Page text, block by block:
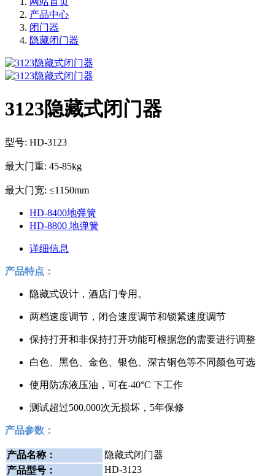
产品中心
闭门器
隐藏闭门器
3123隐藏式闭门器
型号: HD-3123
最大门重: 45-85kg
最大门宽: ≤1150mm
HD-8400地弹簧
HD-8800 地弹簧
详细信息
产品特点：
隐藏式设计，酒店门专用。
两档速度调节，闭合速度调节和锁紧速度调节
保持打开和非保持打开功能可根据您的需要进行调整
白色、黑色、金色、银色、深古铜色等不同颜色可选
使用防冻液压油，可在-40°C 下工作
测试超过500,000次无损坏，5年保修
产品参数：
产品名称：
隐藏式闭门器
产品型号：
HD-3123